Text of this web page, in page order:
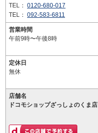
TEL： 0120-680-017
TEL： 092-583-6811
営業時間
午前9時〜午後8時
定休日
無休
店舗名
ドコモショップざっしょのくま店